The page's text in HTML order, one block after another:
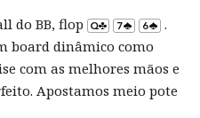
do BB, flop
.
board dinâmico como
com as melhores mãos e
Apostamos meio pote